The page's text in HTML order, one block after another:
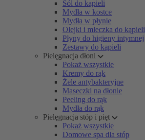
Sól do kąpieli
Mydła w kostce
Mydła w płynie
Olejki i mleczka do kąpieli
Płyny do higieny intymnej
Zestawy do kąpieli
Pielęgnacja dłoni
Pokaż wszystkie
Kremy do rąk
Żele antybakteryjne
Maseczki na dłonie
Peeling do rąk
Mydła do rąk
Pielęgnacja stóp i pięt
Pokaż wszystkie
Domowe spa dla stóp